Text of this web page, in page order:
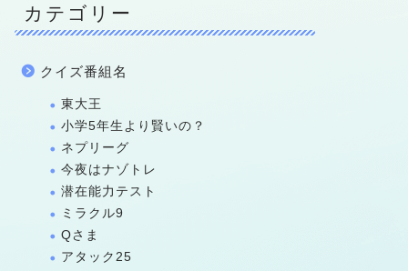
カテゴリー
クイズ番組名
東大王
小学5年生より賢いの？
ネプリーグ
今夜はナゾトレ
潜在能力テスト
ミラクル9
Qさま
アタック25